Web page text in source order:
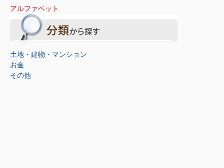
アルファベット
土地・建物・マンション
お金
その他